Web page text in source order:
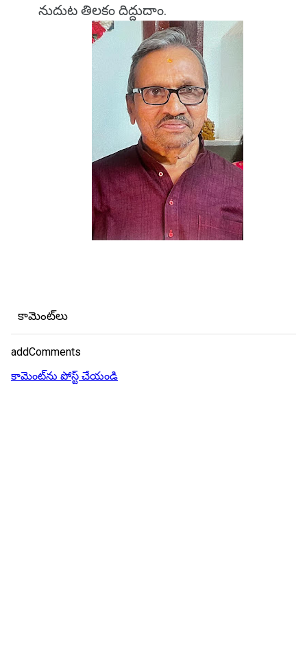
నుదుట తిలకం దిద్దుదాం‌.
కామెంట్‌లు
addComments
కామెంట్‌ను పోస్ట్ చేయండి